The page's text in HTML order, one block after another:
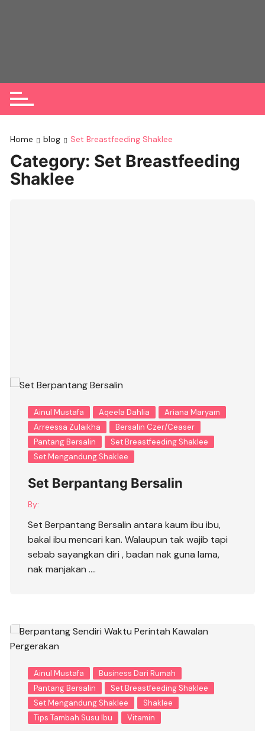
Home blog Set Breastfeeding Shaklee
Category: Set Breastfeeding
Shaklee
Ainul Mustafa Aqeela Dahlia
Ariana Maryam
Arreessa Zulaikha
Bersalin Czer/Ceaser
Pantang Bersalin
Set Breastfeeding Shaklee
Set Mengandung Shaklee
Set Berpantang Bersalin
By:
Set Berpantang Bersalin antara kaum ibu ibu,
bakal ibu mencari kan. Walaupun tak wajib tapi
sebab sayangkan diri , badan nak guna lama,
nak manjakan ….
Ainul Mustafa
Business Dari Rumah
Pantang Bersalin
Set Breastfeeding Shaklee
Set Mengandung Shaklee
Shaklee
Tips Tambah Susu Ibu
Vitamin